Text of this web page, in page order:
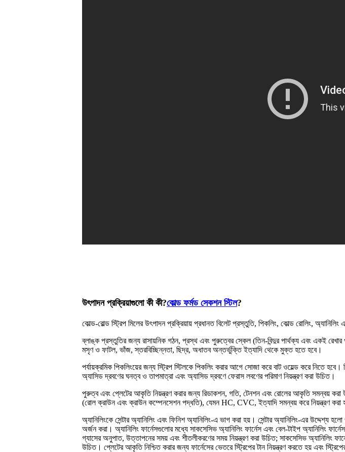
উৎপাদন প্রক্রিয়াগুলো কী কী?কোল্ড ফর্মড সেকশন স্টিল?
কোল্ড-রোল্ড স্ট্রিপ মিলের উৎপাদন প্রক্রিয়ায় প্রধানত বিলেট প্রস্তুতি, পিকলিং, কোল্ড রোলিং,
ব্লাঙ্ক প্রস্তুতির জন্য রাসায়নিক গঠন, প্রস্থ এবং পুরুত্বের স্কেল (তিন-বিন্দুর পার্থক্য এবং একই
মসৃণ ও ফাটল, ভাঁজ, স্তরবিচ্ছিন্নতা, ছিদ্র, অধাতব অন্তর্ভুক্তি ইত্যাদি থেকে মুক্ত হতে হবে।
পর্যায়ক্রমিক পিকলিংয়ের জন্য স্ট্রিপ স্টিলকে পিকলিং করার আগে সোজা করে বাট ওয়েল্ড করে নিতে
অ্যাসিড দ্রবণের ঘনত্ব ও তাপমাত্রা এবং অ্যাসিড দ্রবণে ফেরাস লবণের পরিমাণ নিয়ন্ত্রণ করা উচিত।
পুরুত্ব এবং প্লেটের আকৃতি নিয়ন্ত্রণ করার জন্য রিডাকশন, গতি, টেনশন এবং রোলের আকৃতি সমন্বয়
(রোল ক্রাউন এবং ক্রাউন কম্পেনসেশন পদ্ধতি), যেমন HC, CVC, ইত্যাদি সমন্বয় করে নিয়ন্ত্রণ করা
অ্যানিলিংকে সেন্টার অ্যানিলিং এবং ফিনিশ অ্যানিলিং-এ ভাগ করা হয়। সেন্টার অ্যানিলিং-এর উদ্দেশ্য
অর্জন করা। অ্যানিলিং ফার্নেসগুলোর মধ্যে সাকসেসিভ অ্যানিলিং ফার্নেস এবং বেল-টাইপ অ্যানিলিং
গ্যাসের অনুপাত, উত্তাপনের সময় এবং শীতলীকরণের সময় নিয়ন্ত্রণ করা উচিত; সাকসেসিভ অ্যানিলিং
উচিত। প্লেটের আকৃতি নিশ্চিত করার জন্য ফার্নেসের ভেতরে স্ট্রিপের টান নিয়ন্ত্রণ করতে হয় এবং